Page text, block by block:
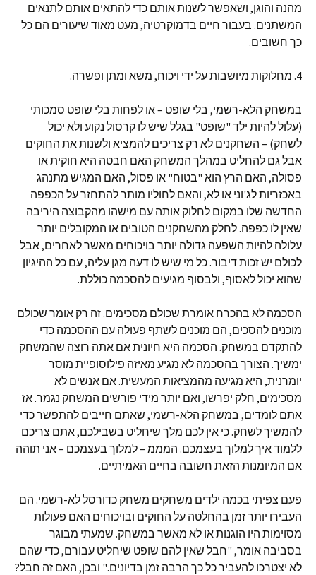
מהנה והוגן, ושאפשר לשנות אותם כדי להתאים אותם לתנאים
המשתנים. בעבור חיים בדמוקרטיה, מעט מאוד שיעורים הם כל
כך חשובים.
4. מחלוקות מיושבות על ידי ויכוח, משא ומתן ופשרה.
במשחק הלא-רשמי, בלי שופט – או לפחות בלי שופט סמכותי
(עלול להיות ילד "שופט" בגלל שיש לו קרסול נקוע ולא יכול
לשחק) – השחקנים לא רק צריכים להמציא ולשנות את החוקים
אבל גם להחליט במהלך המשחק האם חבטה היא חוקית או
פסולה, האם הרץ הוא "בטוח" או פסול, האם המגיש מתנהג
באכזריות לג'וני או לא, והאם לחוליו מותר להתחזר על הכפפה
החדשה שלו במקום לחלוק אותה עם מישהו מהקבוצה היריבה
שאין לו כפפה. לחלק מהשחקנים הטובים או המקובלים יותר
עלולה להיות השפעה גדולה יותר בויכוחים מאשר לאחרים, אבל
לכולם יש זכות דיבור. כל מי שיש לו דעה מגן עליה, עם כל ההיגיון
שהוא יכול לאסוף, ולבסוף מגיעים להסכמה כוללת.
הסכמה לא בהכרח אומרת שכולם מסכימים. זה רק אומר שכולם
מוכנים להסכים, הם מוכנים לשתף פעולה עם ההסכמה כדי
להתקדם במשחק. הסכמה היא חיונית אם אתה רוצה שהמשחק
ימשיך. הצורך בהסכמה לא מגיע מאיזה פילוסופיית מוסר
יומרנית, היא מגיעה מהמציאות המעשית. אם אנשים לא
מסכימים, חלק יפרשו, ואם יותר מידי פורשים המשחק נגמר. אז
אתם לומדים, במשחק הלא-רשמי, שאתם חייבים להתפשר כדי
להמשיך לשחק. כי אין לכם מלך שיחליט בשבילכם, אתם צריכם
ללמוד איך למלוך בעצמכם. המממ – למלוך בעצמכם – אני תוהה
אם המיומנות הזאת חשובה בחיים האמיתיים.
פעם צפיתי בכמה ילדים משחקים משחק כדורסל לא-רשמי. הם
העבירו יותר זמן בהחלטה על החוקים ובויכוחים האם פעולות
מסוימות היו הוגנות או לא מאשר במשחק. שמעתי מבוגר
בסביבה אומר, "חבל שאין להם שופט שיחליט עבורם, כדי שהם
לא יצטרכו להעביר כל כך הרבה זמן בדיונים." ובכן, האם זה חבל?